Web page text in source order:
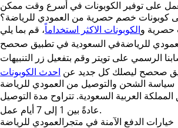
خصم حصرية من العمودي للرياضة؟
والكوبونات الاكثر استخداماً
صحصح ليصلك كل جديد عن احدث الكوبونات
سياسة الشحن والتوصيل من العمودي للرياضة
العربية السعودية. تتراوح مدة التوصيل
عادةً بين 1 إلى 7 أيام عمل.